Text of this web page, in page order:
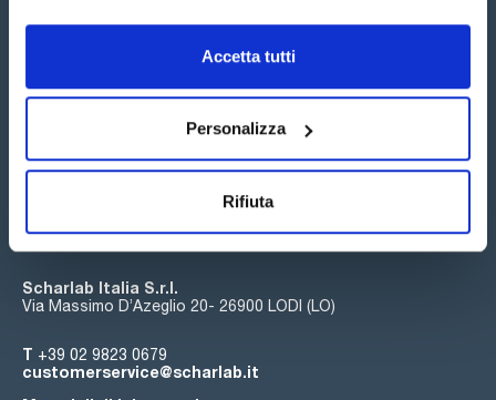
Accetta tutti
Personalizza
Rifiuta
Iscriviti alla Newsletter
Scharlab Italia S.r.l.
Via Massimo D’Azeglio 20- 26900 LODI (LO)
T +39 02 9823 0679
customerservice@scharlab.it